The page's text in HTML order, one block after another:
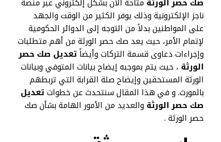
ناجز الإلكترونية وذلك يوفر الكثير من الوقت والجهد
على المواطنين بدلاً من التوجه إلى الدوائر الحكومية
لإتمام الأمر، حيث يعد صك حصر الورثة من أهم متطلبات
وإجراءات دعاوى قسمة التركات وأيضاًتعديل صك حصر
الورثة ، حيث يتم بموجبه إيضاح بيانات المتوفي وبيانات
الورثة المستحقين وإيضاح صلة القرابة التي تربطهم
بالمورث. و في هذا المقال سنتحدث عن خطواتتعديل
صك حصر الورثةوالعديد من الأمور الهامة بشأن صك
حصر الورثة .